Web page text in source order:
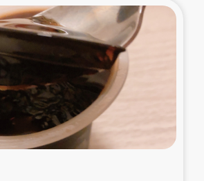
ミャンマー緊急支援
境ミャンマー移民子ども支援
によるマングローブ植林活動
のシリア難民への食糧・越冬支援